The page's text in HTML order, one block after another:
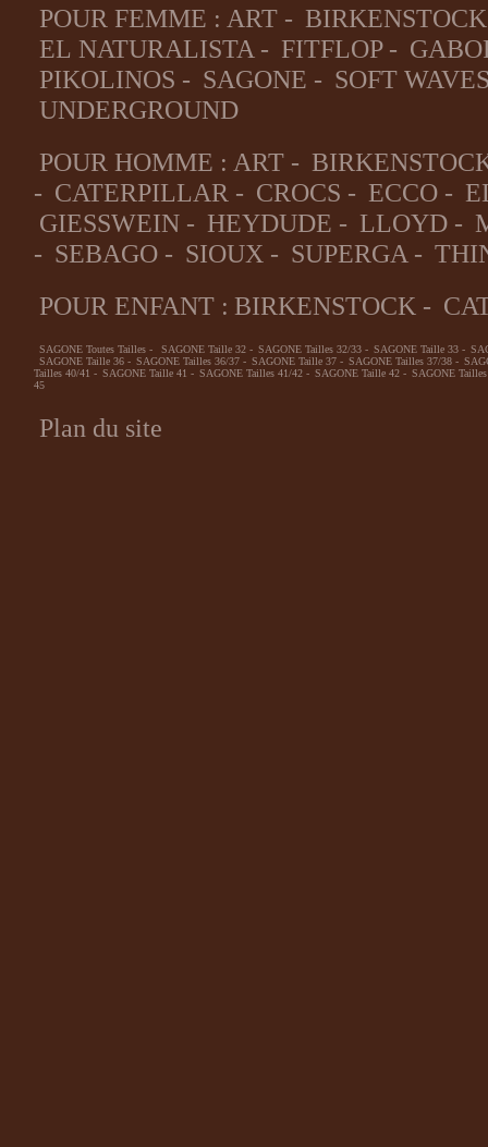
POUR FEMME : ART - BIRKENSTOCK
EL NATURALISTA - FITFLOP-
PIKOLINOS - SAGONE - SOFT
UNDERGROUND
POUR HOMME : ART -
- CATERPILLAR - CROCS - ECCO -
GIESSWEIN - HEYDUDE - LLOYD -
- SEBAGO - SIOUX - SUPERGA -
POUR ENFANT : BIRKENSTOCK -
SAGONE Toutes Tailles - SAGONE Taille 32 - SAGONE Tailles 32/33 - SAGONE Taille 33 -
SAGONE Taille 36 - SAGONE Tailles 36/37 - SAGONE Taille 37 - SAGONE Tailles 37/38 -
Tailles 40/41 - SAGONE Taille 41 - SAGONE Tailles 41/42 - SAGONE Taille 42 - SAGONE
45
Plan du site